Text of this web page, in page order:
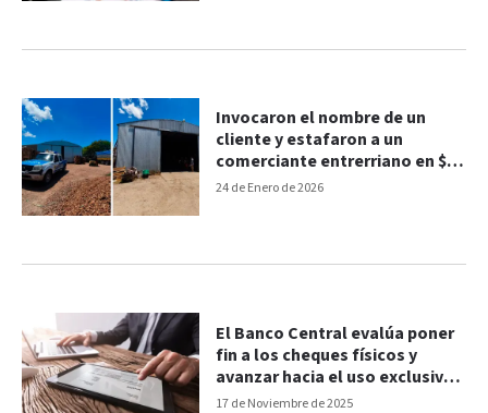
24 de Enero de 2026
Invocaron el nombre de un
cliente y estafaron a un
comerciante entrerriano en $8
millones
17 de Noviembre de 2025
El Banco Central evalúa poner
fin a los cheques físicos y
avanzar hacia el uso exclusivo
del echeq